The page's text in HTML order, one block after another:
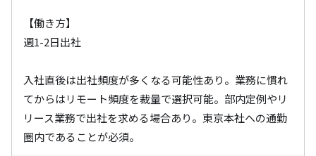
【働き方】
週1-2日出社
入社直後は出社頻度が多くなる可能性あり。業務に慣れ
てからはリモート頻度を裁量で選択可能。部内定例やリ
リース業務で出社を求める場合あり。東京本社への通勤
圏内であることが必須。